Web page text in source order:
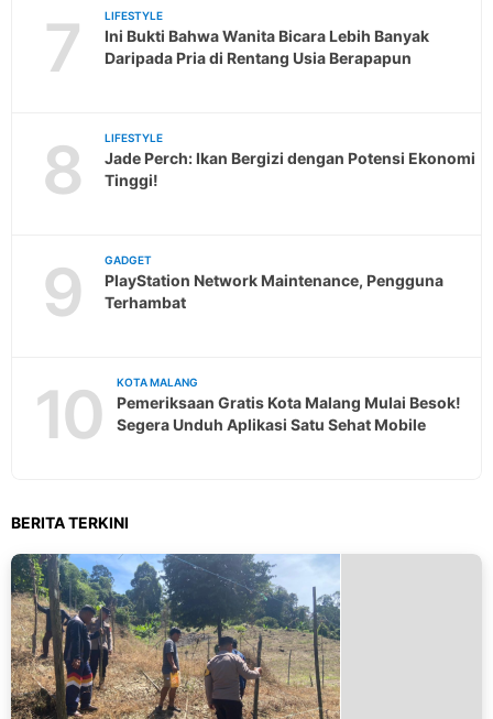
7 LIFESTYLE
Ini Bukti Bahwa Wanita Bicara Lebih Banyak
Daripada Pria di Rentang Usia Berapapun
8 LIFESTYLE
Jade Perch: Ikan Bergizi dengan Potensi Ekonomi
Tinggi!
9 GADGET
PlayStation Network Maintenance, Pengguna
Terhambat
10 KOTA MALANG
Pemeriksaan Gratis Kota Malang Mulai Besok!
Segera Unduh Aplikasi Satu Sehat Mobile
BERITA TERKINI